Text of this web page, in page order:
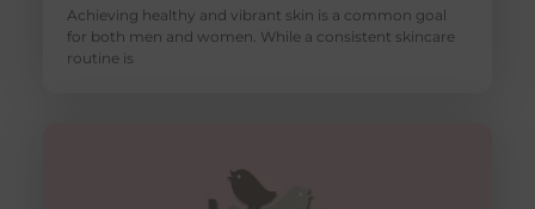
Achieving healthy and vibrant skin is a common goal
for both men and women. While a consistent skincare
routine is